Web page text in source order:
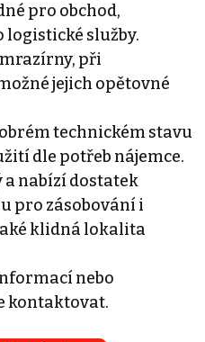
pro obchod,
logistické služby.
při
jejich opětovné
technickém stavu
dle potřeb nájemce.
nabízí dostatek
pro zásobování i
klidná lokalita
nebo
kontaktovat.